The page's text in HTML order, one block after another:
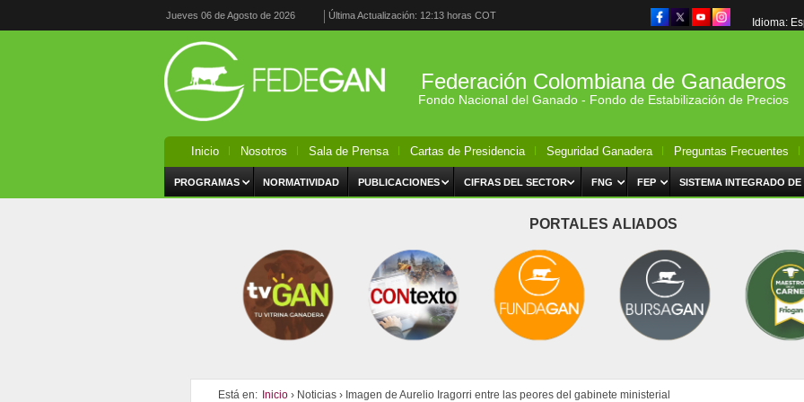
Jueves 06 de Agosto de 2026 Última Actualización: 12:13 horas COT
Idioma:
Federación Colombiana de Ganaderos
Fondo Nacional del Ganado - Fondo de Estabilización de Precios
Inicio Nosotros Sala de Prensa Cartas de Presidencia Seguridad Ganadera Preguntas Frecuentes
PROGRAMAS NORMATIVIDAD PUBLICACIONES CIFRAS DEL SECTOR FNG FEP SISTEMA INTEGRADO DE
PORTALES ALIADOS
Está en: Inicio › Noticias › Imagen de Aurelio Iragorri entre las peores del gabinete ministerial